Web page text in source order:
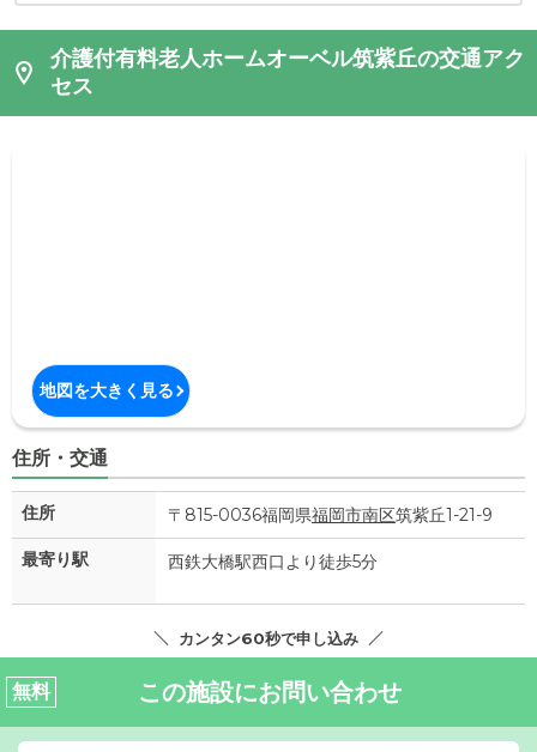
介護付有料老人ホームオーベル筑紫丘の交通アク
セス
地図を大きく見る
住所・交通
住所 〒815-0036福岡県福岡市南区筑紫丘1-21-9
最寄り駅 西鉄大橋駅西口より徒歩5分
カンタン60秒で申し込み
無料 この施設にお問い合わせ